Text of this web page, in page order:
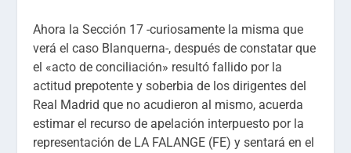
Ahora la Sección 17 -curiosamente la misma que
verá el caso Blanquerna-, después de constatar que
el «acto de conciliación» resultó fallido por la
actitud prepotente y soberbia de los dirigentes del
Real Madrid que no acudieron al mismo, acuerda
estimar el recurso de apelación interpuesto por la
representación de LA FALANGE (FE) y sentará en el